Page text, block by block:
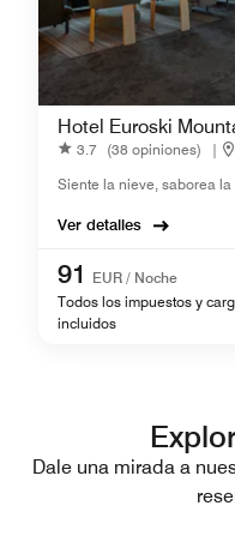
Hotel Euroski
3.7 (38 opiniones) |
Siente la nieve, saborea
Ver detalles
91
EUR / Noche
Todos los impuestos y
incluidos
Dale una mirada a